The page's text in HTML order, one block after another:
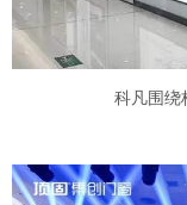
科凡围绕